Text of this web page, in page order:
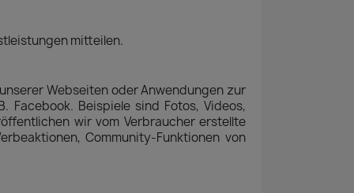
mitteilen.
Webseiten oder Anwendungen zur
Facebook. Beispiele sind Fotos, Videos,
wir vom Verbraucher erstellte
Community-Funktionen von